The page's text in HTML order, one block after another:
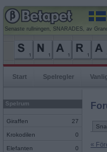
Senaste rullningen, SNARADES, av
Start Spelregler
Spelrum
Giraffen 27
Krokodilen 0
Elefanten
0
«